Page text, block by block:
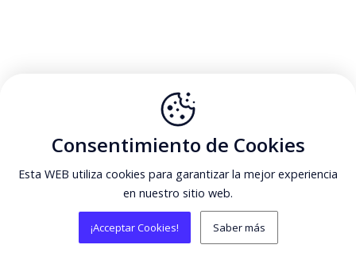
Consentimiento de Cookies
Esta WEB utiliza cookies para garantizar la mejor experiencia
en nuestro sitio web.
¡Acceptar Cookies! Saber más